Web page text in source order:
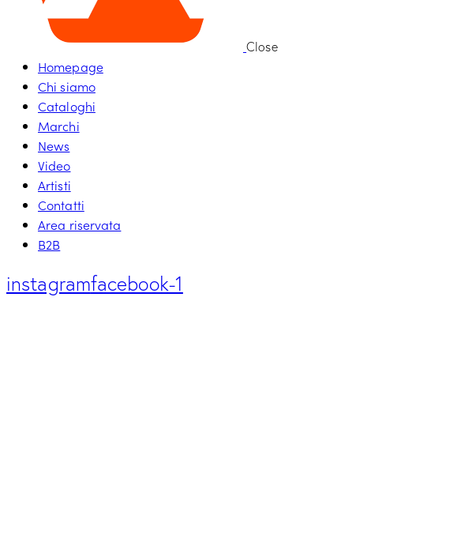
Close
Homepage
Chi siamo
Cataloghi
Marchi
News
Video
Artisti
Contatti
Area riservata
B2B
instagramfacebook-1